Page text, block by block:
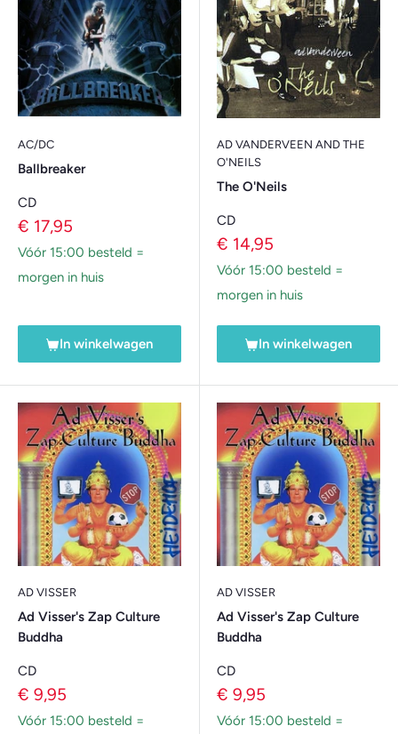
AC/DC
Ballbreaker
CD
Verkoopprijs
€ 17,95
Vóór 15:00 besteld =
morgen in huis
In winkelwagen
AD VANDERVEEN AND THE
O'NEILS
The O'Neils
CD
Verkoopprijs
€ 14,95
Vóór 15:00 besteld =
morgen in huis
In winkelwagen
AD VISSER
Ad Visser's Zap Culture
Buddha
CD
Verkoopprijs
€ 9,95
Vóór 15:00 besteld =
AD VISSER
Ad Visser's Zap Culture
Buddha
CD
Verkoopprijs
€ 9,95
Vóór 15:00 besteld =